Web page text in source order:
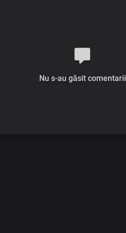
Nu s-au găsit comentarii